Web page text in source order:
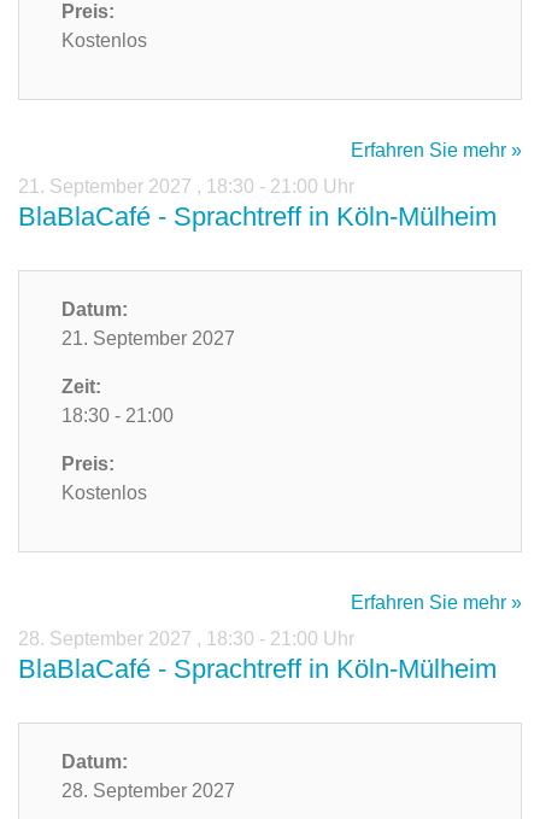
Preis:
Kostenlos
Erfahren Sie mehr »
21. September 2027 , 18:30 - 21:00 Uhr
BlaBlaCafé - Sprachtreff in Köln-Mülheim
Datum:
21. September 2027
Zeit:
18:30 - 21:00
Preis:
Kostenlos
Erfahren Sie mehr »
28. September 2027 , 18:30 - 21:00 Uhr
BlaBlaCafé - Sprachtreff in Köln-Mülheim
Datum:
28. September 2027